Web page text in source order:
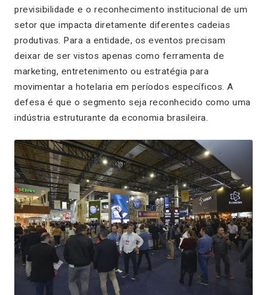
previsibilidade e o reconhecimento institucional de um
setor que impacta diretamente diferentes cadeias
produtivas. Para a entidade, os eventos precisam
deixar de ser vistos apenas como ferramenta de
marketing, entretenimento ou estratégia para
movimentar a hotelaria em períodos específicos. A
defesa é que o segmento seja reconhecido como uma
indústria estruturante da economia brasileira.